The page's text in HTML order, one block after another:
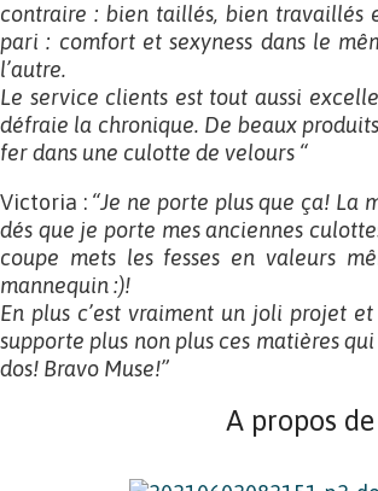
contraire : bien taillés, bien travaillés
pari : comfort et sexyness dans le
l’autre.
Le service clients est tout aussi
défraie la chronique. De beaux
fer dans une culotte de velours “
Victoria : “Je ne porte plus que ça!
dés que je porte mes anciennes
coupe mets les fesses en valeurs
mannequin :)!
En plus c’est vraiment un joli projet
supporte plus non plus ces matières
dos! Bravo Muse!”
A propos